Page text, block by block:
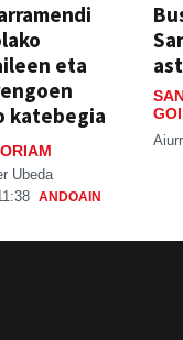
eta
katebegia
Ubeda
ANDOAIN